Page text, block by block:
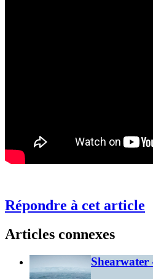
Répondre à cet article
Articles connexes
Shearwater